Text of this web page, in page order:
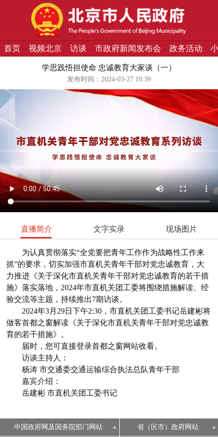
首页 视频北京 访谈 市政府新闻发布会 政务活动
学思践悟担使命 忠诚教育大家谈（一）
发布时间：2024-03-27 10:39
直播简介 文字实录 现场图片
为认真贯彻落实“全党要把青年工作作为战略性工作来
抓”的要求，切实加强市直机关青年干部对党忠诚教育，大
力推进《关于深化市直机关青年干部对党忠诚教育的若干措
施》落实落地，2024年市直机关团工委将围绕措施解读、经
验交流等主题，持续推出7期访谈。
2024年3月29日下午2:30，市直机关团工委书记岳建彬将
做客首都之窗解读《关于深化市直机关青年干部对党忠诚教
育的若干措施》。
届时，您可直接登录首都之窗网站收看。
访谈主持人：
杨涛 市交通委交通运输综合执法总队青年干部
嘉宾介绍：
岳建彬 市直机关团工委书记
中国政府网及国务院部门网站 省（区市）政府网站